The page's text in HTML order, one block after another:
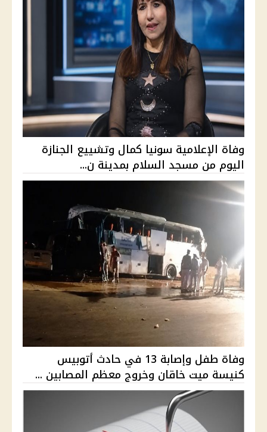
وفاة الإعلامية سونيا كمال وتشييع الجنازة
اليوم من مسجد السلام بمدينة ن...
وفاة طفل وإصابة 13 في حادث أتوبيس
كنيسة ميت خاقان وخروج معظم المصابين ...